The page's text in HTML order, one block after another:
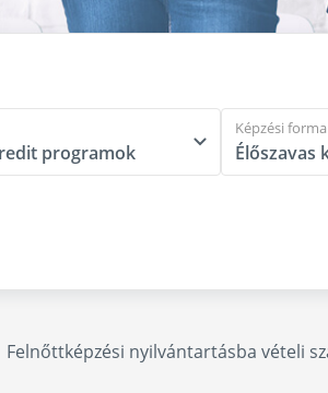
Képzési forma
Felnőttképzési nyilvántartásba vételi